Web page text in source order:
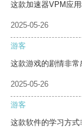
这款加速器VPM应
2025-05-26
游客
这款游戏的剧情非常
2025-05-26
游客
这款软件的学习方式